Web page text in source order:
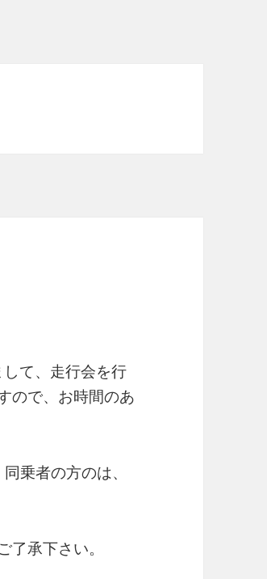
て、走行会を行
ので、お時間のあ
乗者の方のは、
承下さい。